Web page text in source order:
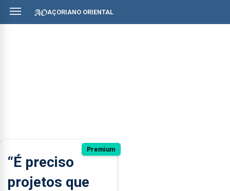
AÇORIANO ORIENTAL
Premium
“É preciso
projetos que